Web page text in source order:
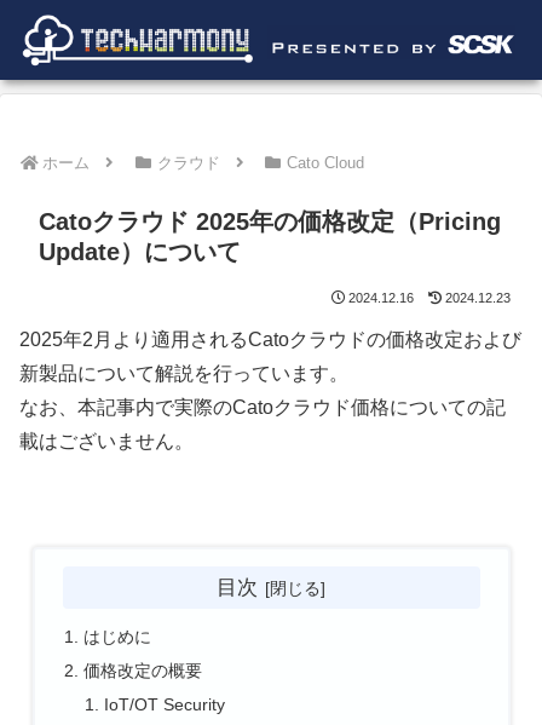
ホーム クラウド Cato Cloud
Catoクラウド 2025年の価格改定（Pricing
Update）について
2024.12.16 2024.12.23
2025年2月より適用されるCatoクラウドの価格改定および
新製品について解説を行っています。
なお、本記事内で実際のCatoクラウド価格についての記
載はございません。
目次
はじめに
価格改定の概要
IoT/OT Security